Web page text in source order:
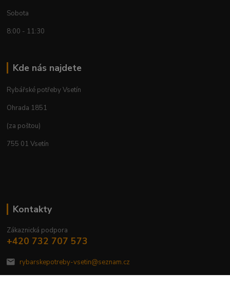
Sobota
8:00 - 11:30
Kde nás najdete
Rybářské potřeby Vsetín
Ohrada 1851
(za poštou)
755 01 Vsetín
Kontakty
Zákaznická podpora
+420 732 707 573
rybarskepotreby-vsetin@seznam.cz